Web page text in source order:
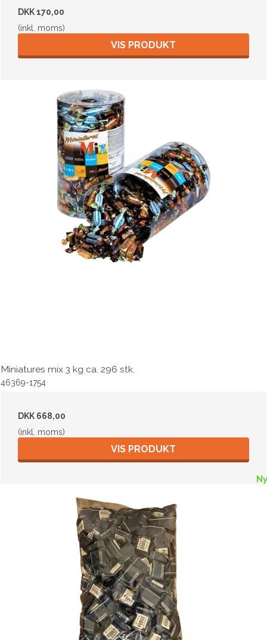
DKK 170,00
(inkl. moms)
VIS PRODUKT
Miniatures mix 3 kg ca. 296 stk.
46369-1754
DKK 668,00
(inkl. moms)
VIS PRODUKT